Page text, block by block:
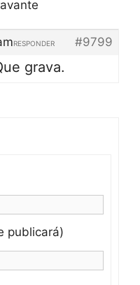
#9799
RESPONDER
grava.
publicará)